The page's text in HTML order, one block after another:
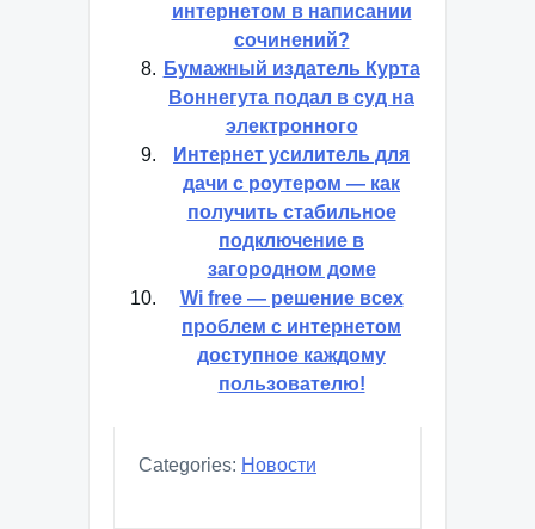
интернетом в написании
сочинений?
Бумажный издатель Курта
Воннегута подал в суд на
электронного
Интернет усилитель для
дачи с роутером — как
получить стабильное
подключение в
загородном доме
Wi free — решение всех
проблем с интернетом
доступное каждому
пользователю!
Categories: Новости